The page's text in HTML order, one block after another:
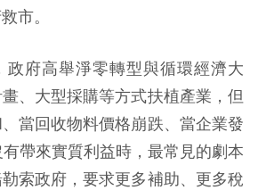
市。
府高舉淨零轉型與循環經濟大
、大型採購等方式扶植產業，但
當回收物料價格崩跌、當企業發
帶來實質利益時，最常見的劇本
索政府，要求更多補助、更多稅